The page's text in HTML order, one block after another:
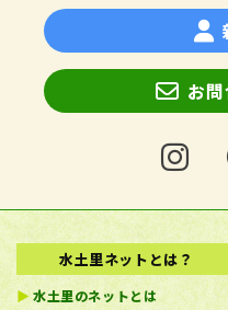
お
水土里ネットとは？
水土里のネットとは